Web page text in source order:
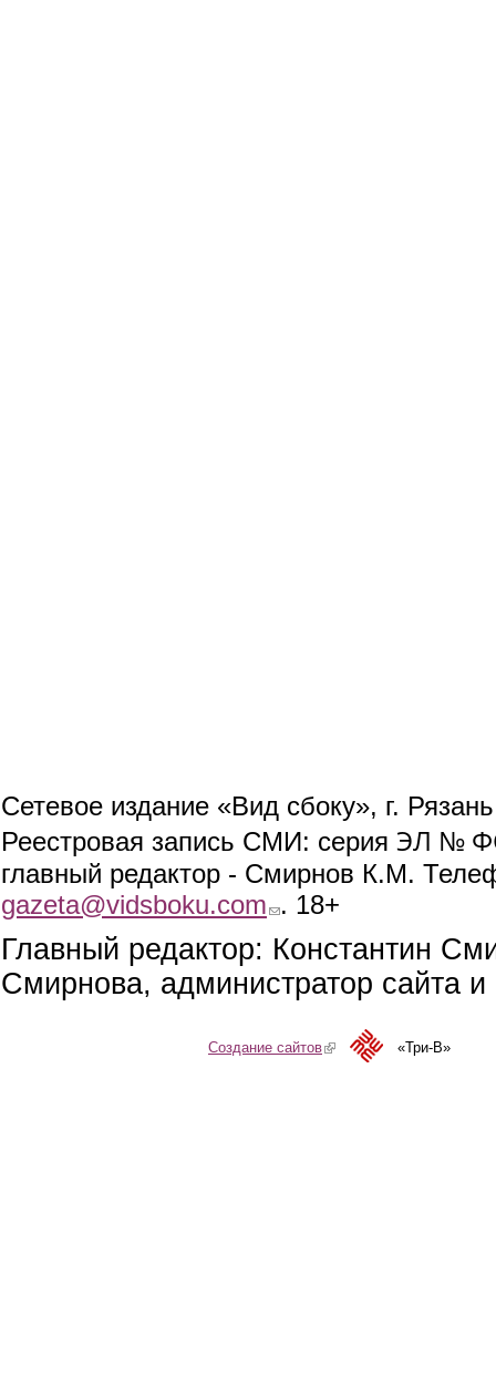
Сетевое издание «Вид сбоку», г.
Реестровая запись СМИ: серия ЭЛ №
главный редактор - Смирнов К.М.
gazeta@vidsboku.com (link sends e-mail)
. 18+
Главный редактор: Константин
Смирнова, администратор сайта
Создание сайтов(link is external)«Три-В»